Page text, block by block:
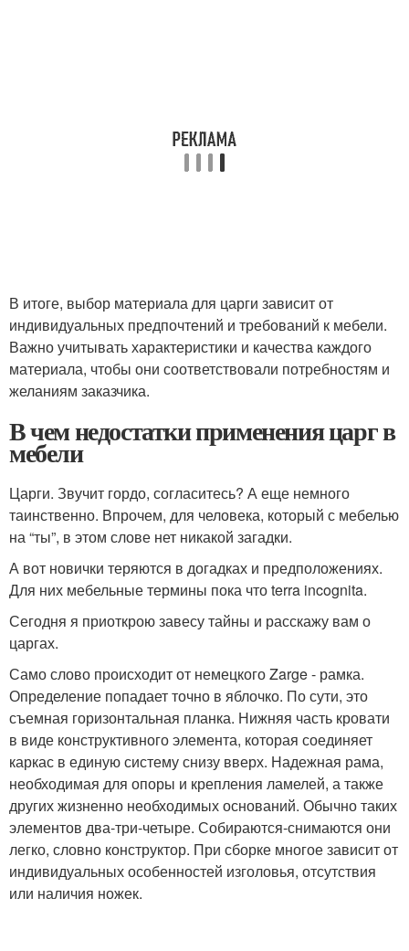
В итоге, выбор материала для царги зависит от
индивидуальных предпочтений и требований к мебели.
Важно учитывать характеристики и качества каждого
материала, чтобы они соответствовали потребностям и
желаниям заказчика.
В чем недостатки применения царг в
мебели
Царги. Звучит гордо, согласитесь? А еще немного
таинственно. Впрочем, для человека, который с мебелью
на “ты”, в этом слове нет никакой загадки.
А вот новички теряются в догадках и предположениях.
Для них мебельные термины пока что terra incognita.
Сегодня я приоткрою завесу тайны и расскажу вам о
царгах.
Само слово происходит от немецкого Zarge - рамка.
Определение попадает точно в яблочко. По сути, это
съемная горизонтальная планка. Нижняя часть кровати
в виде конструктивного элемента, которая соединяет
каркас в единую систему снизу вверх. Надежная рама,
необходимая для опоры и крепления ламелей, а также
других жизненно необходимых оснований. Обычно таких
элементов два-три-четыре. Собираются-снимаются они
легко, словно конструктор. При сборке многое зависит от
индивидуальных особенностей изголовья, отсутствия
или наличия ножек.